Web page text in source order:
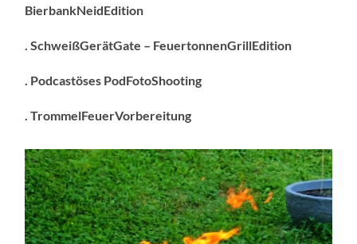
BierbankNeidEdition
. SchweißGerätGate – FeuertonnenGrillEdition
. Podcastöses PodFotoShooting
. TrommelFeuerVorbereitung